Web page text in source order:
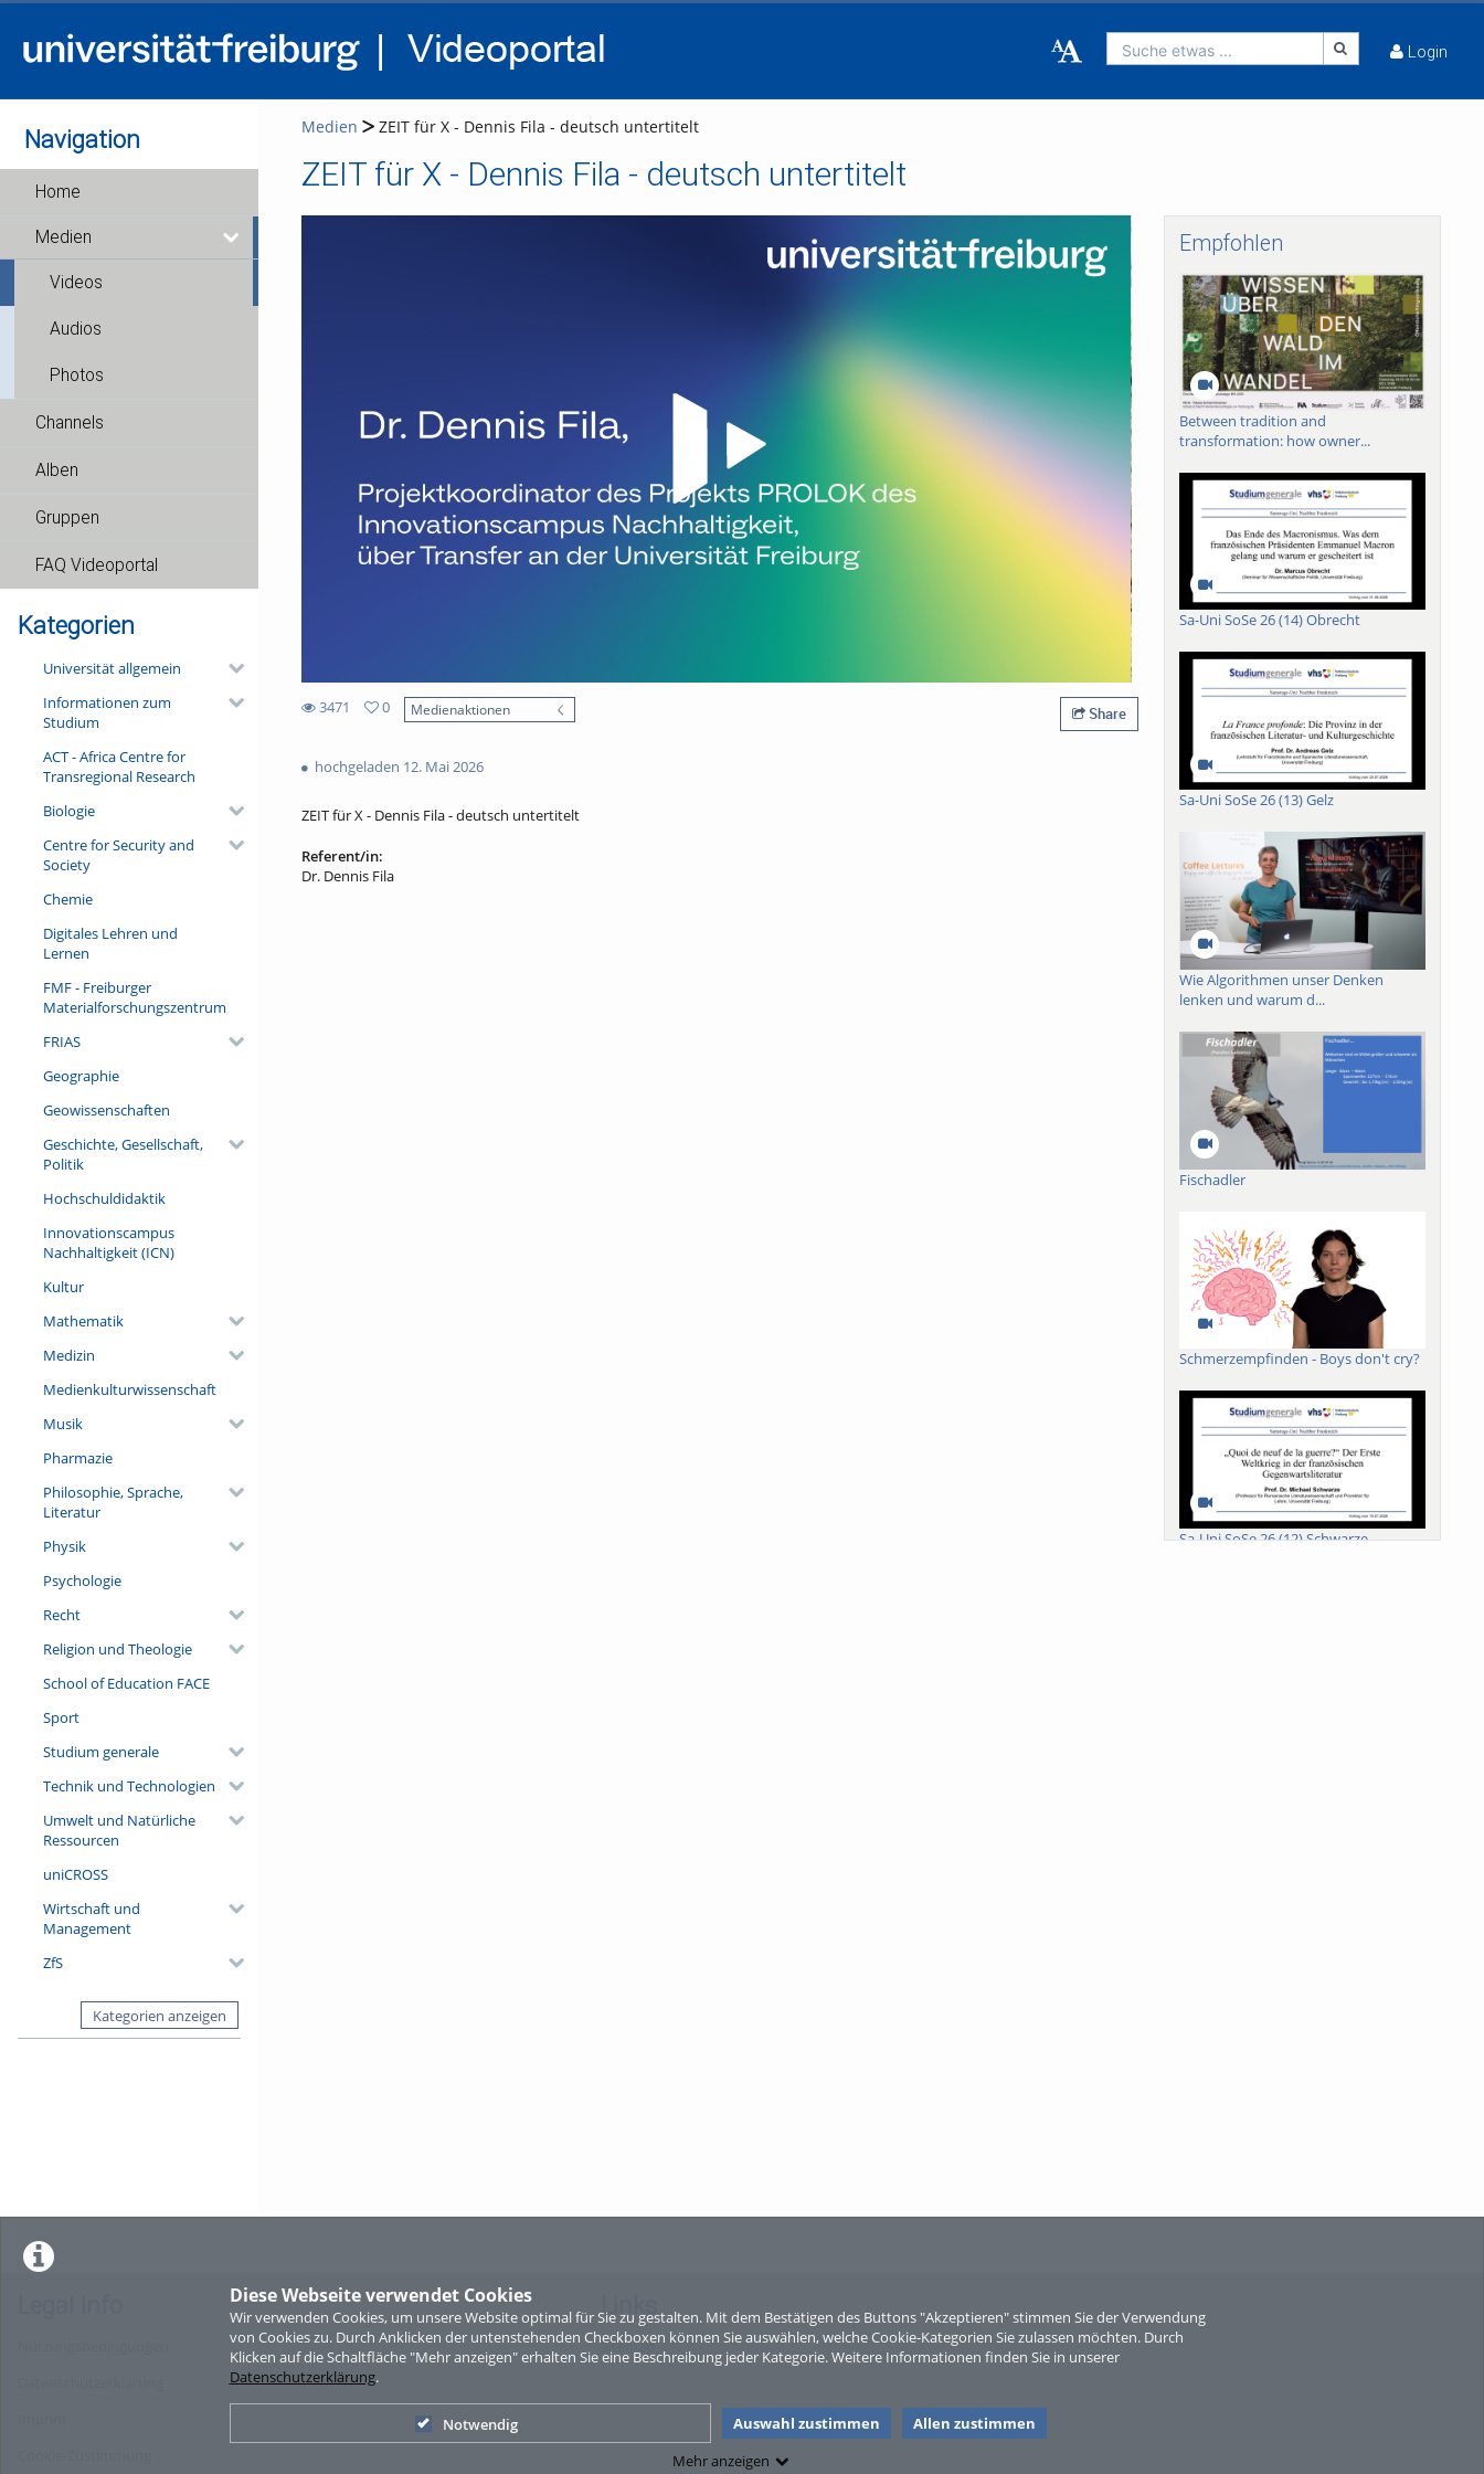
Diese Webseite verwendet Cookies
Wir verwenden Cookies, um unsere Website optimal für Sie zu gestalten. Mit dem Bestätigen des Buttons "Akzeptieren" stimmen Sie der Verwendung
von Cookies zu. Durch Anklicken der untenstehenden Checkboxen können Sie auswählen, welche Cookie-Kategorien Sie zulassen möchten. Durch
Klicken auf die Schaltfläche "Mehr anzeigen" erhalten Sie eine Beschreibung jeder Kategorie. Weitere Informationen finden Sie in unserer
Datenschutzerklärung.
Notwendig Auswahl zustimmen
Allen zustimmen
Mehr anzeigen
Suche etwas ... Login
Navigation
Home
Medien
Videos
Audios
Photos
Channels
Alben
Gruppen
FAQ Videoportal
Kategorien
Universität allgemein
Informationen zum
Studium
ACT - Africa Centre for
Transregional Research
Biologie
Centre for Security and
Society
Chemie
Digitales Lehren und
Lernen
FMF - Freiburger
Materialforschungszentrum
FRIAS
Geographie
Geowissenschaften
Geschichte, Gesellschaft,
Politik
Hochschuldidaktik
Innovationscampus
Nachhaltigkeit (ICN)
Kultur
Mathematik
Medizin
Medienkulturwissenschaft
Musik
Pharmazie
Philosophie, Sprache,
Literatur
Physik
Psychologie
Recht
Religion und Theologie
School of Education FACE
Sport
Studium generale
Technik und Technologien
Umwelt und Natürliche
Ressourcen
uniCROSS
Wirtschaft und
Management
ZfS
Kategorien anzeigen
Medien ZEIT für X - Dennis Fila - deutsch untertitelt
ZEIT für X - Dennis Fila - deutsch untertitelt
Video abspielen
3471
views
0
Medienaktionen Share
hochgeladen 12. Mai 2026
ZEIT für X - Dennis Fila - deutsch untertitelt
Referent/in:
Dr. Dennis Fila
Empfohlen
Between tradition and
transformation: how owner...
Sa-Uni SoSe 26 (14) Obrecht
Sa-Uni SoSe 26 (13) Gelz
Wie Algorithmen unser Denken
lenken und warum d...
Fischadler
Schmerzempfinden - Boys don't cry?
Sa-Uni SoSe 26 (12) Schwarze
Sperber
Links
Sitemap